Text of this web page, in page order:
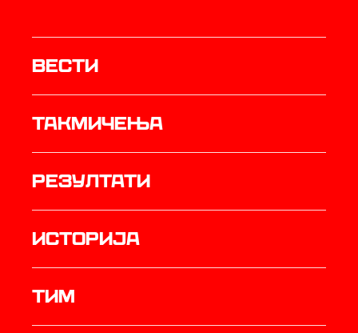
Вести
Такмичења
резултати
историја
ТИМ